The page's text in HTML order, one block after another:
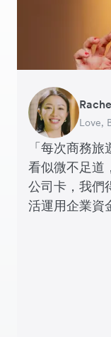
「每次商務
看似微不足道
公司卡，我們
活運用企業資
Love,
Phyllis
Linjer
Tomy